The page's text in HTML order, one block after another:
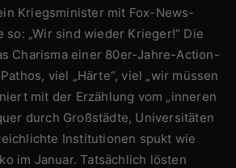
Kriegsminister mit Fox-News-
so: „Wir sind wieder Krieger!“ Die
Charisma einer 80er-Jahre-Action-
viel „Härte“, viel „wir müssen
mit der Erzählung vom „inneren
durch Großstädte, Universitäten
Institutionen spukt wie
im Januar. Tatsächlich lösten